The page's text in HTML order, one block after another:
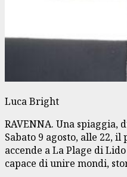
Luca Bright
RAVENNA. Una spiaggia,
Sabato 9 agosto, alle 22, il
accende a La Plage di
capace di unire mondi,